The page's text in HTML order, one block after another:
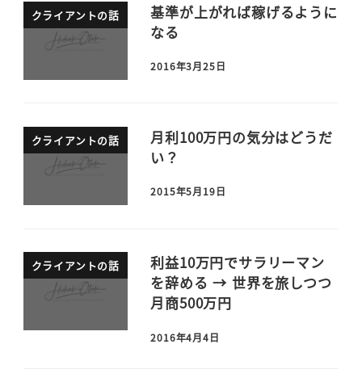
クライアントの話
基準が上がれば稼げるように
なる
2016年3月25日
クライアントの話
月利100万円の気分はどうだ
い？
2015年5月19日
クライアントの話
利益10万円でサラリーマン
を辞める → 世界を旅しつつ
月商500万円
2016年4月4日